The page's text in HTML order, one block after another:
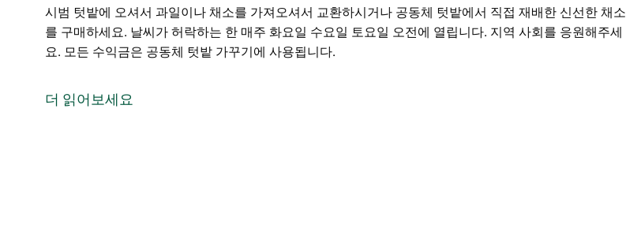
시범 텃밭에 오셔서 과일이나 채소를 가져오셔서 교환하시거나 공동체 텃밭에서 직접 재배한 신선한 채소
를 구매하세요. 날씨가 허락하는 한 매주 화요일 수요일 토요일 오전에 열립니다. 지역 사회를 응원해주세
요. 모든 수익금은 공동체 텃밭 가꾸기에 사용됩니다.
를 구매하세요.
더 읽어보세요